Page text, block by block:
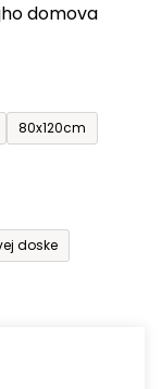
domova
80x120cm
doske